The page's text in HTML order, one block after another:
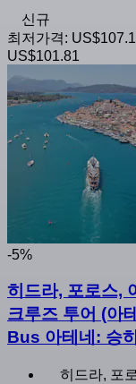
신규
최저가격:
US$101.81
-5%
히드라, 포로스,
크루즈 투어 (아
Bus 아테네: 승
히드라, 포